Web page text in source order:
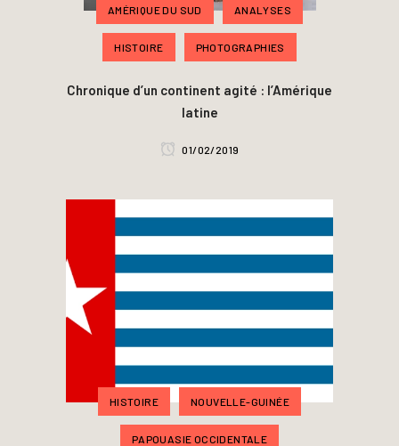
AMÉRIQUE DU SUD ANALYSES
HISTOIRE PHOTOGRAPHIES
Chronique d’un continent agité : l’Amérique
latine
01/02/2019
HISTOIRE NOUVELLE-GUINÉE
PAPOUASIE OCCIDENTALE